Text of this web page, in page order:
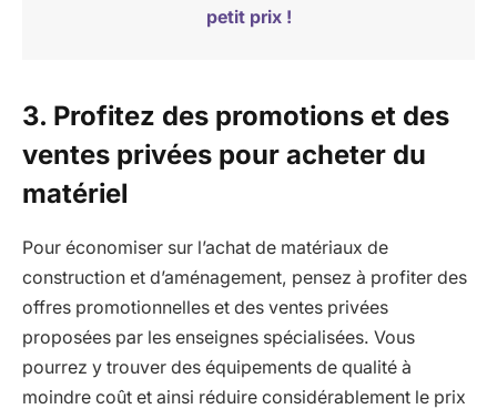
petit prix !
3. Profitez des promotions et des
ventes privées pour acheter du
matériel
Pour économiser sur l’achat de matériaux de
construction et d’aménagement, pensez à profiter des
offres promotionnelles et des ventes privées
proposées par les enseignes spécialisées. Vous
pourrez y trouver des équipements de qualité à
moindre coût et ainsi réduire considérablement le prix